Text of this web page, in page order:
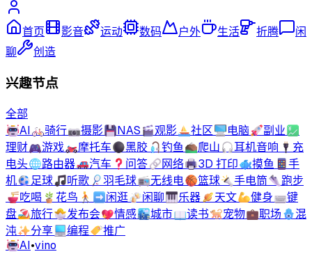
首页 影音 运动 数码 户外 生活 折腾
闲
聊
创造
兴趣节点
全部
🤖AI🚲骑行📷摄影💾NAS🎬观影⛵社区🖥️电脑🚀副业💹
理财🎮游戏🏍️摩托车⚫黑胶 🎣钓鱼⛰️爬山🎧耳机音响 🔌 充
电头🌐路由器🚗汽车 ❓ 问答🔗网络🖨️3D 打印🐟摸鱼 📱手
机⚽足球🎵听歌 🏸羽毛球📻无线电🏀篮球🔦手电筒👟跑步
🍜吃喝 🪴 花鸟 🚶‍➡️闲逛🍻闲聊🎹乐器🪐天文💪健身⌨️键
盘🏖️旅行🐣发布会💖情感🏙️城市📖读书🐕宠物💼职场🪬混
沌✨分享💻编程🏷️推广
🤖AI•vino